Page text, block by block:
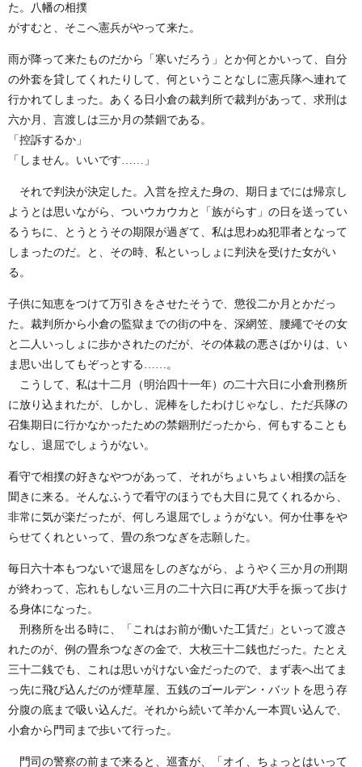
た。八幡の相撲
がすむと、そこへ憲兵がやって来た。
雨が降って来たものだから「寒いだろう」とか何とかいって、自分
の外套を貸してくれたりして、何ということなしに憲兵隊へ連れて
行かれてしまった。あくる日小倉の裁判所で裁判があって、求刑は
六か月、言渡しは三か月の禁錮である。
「控訴するか」
「しません。いいです……」
それで判決が決定した。入営を控えた身の、期日までには帰京し
ようとは思いながら、ついウカウカと「族がらす」の日を送ってい
るうちに、とうとうその期限が過ぎて、私は思わぬ犯罪者となって
しまったのだ。と、その時、私といっしょに判決を受けた女がい
る。
子供に知恵をつけて万引きをさせたそうで、懲役二か月とかだっ
た。裁判所から小倉の監獄までの街の中を、深網笠、腰繩でその女
と二人いっしょに歩かされたのだが、その体裁の悪さばかりは、い
ま思い出してもぞっとする……。
こうして、私は十二月（明治四十一年）の二十六日に小倉刑務所
に放り込まれたが、しかし、泥棒をしたわけじゃなし、ただ兵隊の
召集期日に行かなかったための禁錮刑だったから、何もすることも
なし、退屈でしょうがない。
看守で相撲の好きなやつがあって、それがちょいちょい相撲の話を
聞きに来る。そんなふうで看守のほうでも大目に見てくれるから、
非常に気が楽だったが、何しろ退屈でしょうがない。何か仕事をや
らせてくれといって、畳の糸つなぎを志願した。
毎日六十本もつないで退屈をしのぎながら、ようやく三か月の刑期
が終わって、忘れもしない三月の二十六日に再び大手を振って歩け
る身体になった。
刑務所を出る時に、「これはお前が働いた工賃だ」といって渡さ
れたのが、例の畳糸つなぎの金で、大枚三十二銭也だった。たとえ
三十二銭でも、これは思いがけない金だったので、まず表へ出てま
っ先に飛び込んだのが煙草屋、五銭のゴールデン・バットを思う存
分腹の底まで吸い込んだ。それから続いて羊かん一本買い込んで、
小倉から門司まで歩いて行った。
門司の警察の前まで来ると、巡査が、「オイ、ちょっとはいって